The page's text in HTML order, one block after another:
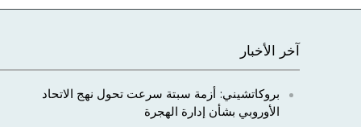
آخر الأخبار
بروكاتشيني: أزمة سبتة سرعت تحول نهج الاتحاد
الأوروبي بشأن إدارة الهجرة